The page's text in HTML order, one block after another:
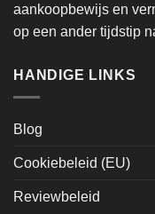
aankoopbewijs en
op een ander tijdstip
HANDIGE LINKS
Blog
Cookiebeleid (EU)
Reviewbeleid